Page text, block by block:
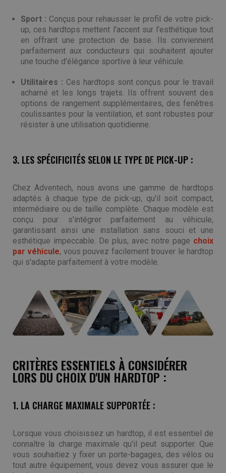
Sport : Conçus pour rehausser le profil de votre pick-
up, ces hardtops mettent l'accent sur l'esthétique tout
en offrant une protection de base. Ils conviennent
parfaitement aux conducteurs qui souhaitent ajouter
une touche d'élégance sportive à leur véhicule.
Utilitaires : Ces hardtops sont conçus pour le travail
acharné et les longs trajets. Ils offrent souvent des
options de rangement supplémentaires, des fenêtres
coulissantes pour la ventilation, et sont robustes pour
résister à une utilisation quotidienne.
3. LES SPÉCIFICITÉS SELON LE TYPE DE PICK-UP :
Chez Adventech, nous avons une gamme de hardtops
adaptés à chaque type de pick-up, qu'il soit compact,
intermédiaire ou de taille complète. Chaque modèle est
conçu pour s'intégrer parfaitement au véhicule,
garantissant ainsi une installation sans souci et une
esthétique impeccable. De plus, avec notre page choix
par véhicule, vous pouvez facilement trouver le hardtop
qui s'adapte parfaitement à votre modèle.
CRITÈRES ESSENTIELS À CONSIDÉRER
LORS DU CHOIX D'UN HARDTOP :
1. LA CHARGE MAXIMALE SUPPORTÉE :
Lorsque vous choisissez un hardtop, il est essentiel de
connaître la charge maximale qu'il peut supporter. Que
vous souhaitiez y fixer un porte-bagages, des vélos ou
tout autre équipement, vous devez vous assurer que le